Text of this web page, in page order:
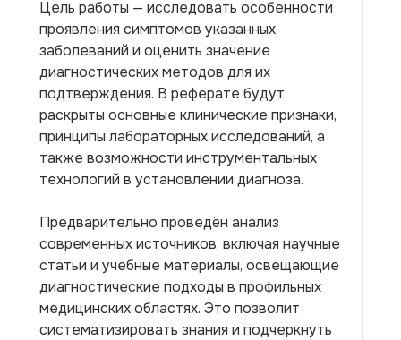
Цель работы — исследовать особенности
проявления симптомов указанных
заболеваний и оценить значение
диагностических методов для их
подтверждения. В реферате будут
раскрыты основные клинические признаки,
принципы лабораторных исследований, а
также возможности инструментальных
технологий в установлении диагноза.
Предварительно проведён анализ
современных источников, включая научные
статьи и учебные материалы, освещающие
диагностические подходы в профильных
медицинских областях. Это позволит
систематизировать знания и подчеркнуть